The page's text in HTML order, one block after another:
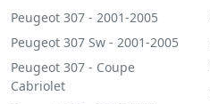
Peugeot 307 - 2001-2005
Peugeot 307 Sw - 2001-2005
Peugeot 307 - Coupe
Cabriolet